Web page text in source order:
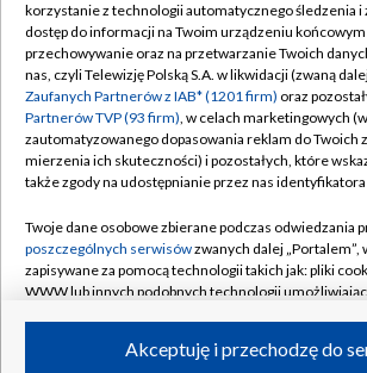
TVP
Abonament TVP
Sklep TVP
Biuro Reklamy
Oferta Handlowa
Emisja w TVP
Rada Programowa
Ogłoszenia
Akademia Telewizyjna
Regulamin TVP
Polityka prywatności
Moje zgody
Biuro reklamy
Kanały
©2026 Telewizja Polska Spółka
korzystanie z technologii automatycznego śledzenia i
dostęp do informacji na Twoim urządzeniu końcowym
przechowywanie oraz na przetwarzanie Twoich
nas, czyli Telewizję Polską S.A. w likwidacji (zwaną
Zaufanych Partnerów z IAB* (1201 firm) oraz
Partnerów TVP (93 firm), w celach marketingowych
zautomatyzowanego dopasowania reklam do Twoich
mierzenia ich skuteczności) i pozostałych, które
także zgody na udostępnianie przez nas identyfikatora
Twoje dane osobowe zbierane podczas odwiedzania
poszczególnych serwisówzwanych dalej
zapisywane za pomocą technologii takich jak: pliki
WWW lub innych podobnych technologii
ruchu w Internecie.Akceptuję i przechodzę do